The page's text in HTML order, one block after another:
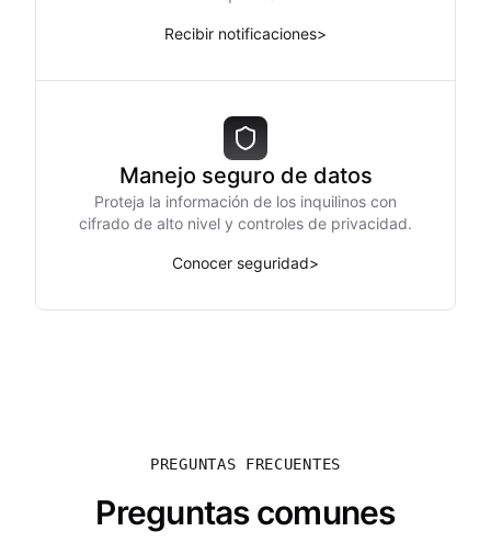
Recibir notificaciones>
Manejo seguro de datos
Proteja la información de los inquilinos con
cifrado de alto nivel y controles de privacidad.
Conocer seguridad>
PREGUNTAS FRECUENTES
Preguntas comunes